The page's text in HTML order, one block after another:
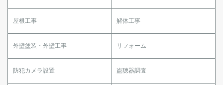
屋根工事 解体工事
外壁塗装・外壁工事 リフォーム
防犯カメラ設置 盗聴器調査